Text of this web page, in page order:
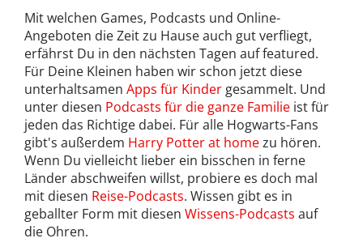
Mit welchen Games, Podcasts und Online-
Angeboten die Zeit zu Hause auch gut verfliegt,
erfährst Du in den nächsten Tagen auf featured.
Für Deine Kleinen haben wir schon jetzt diese
unterhaltsamen Apps für Kinder gesammelt. Und
unter diesen Podcasts für die ganze Familie ist für
jeden das Richtige dabei. Für alle Hogwarts-Fans
gibt's außerdem Harry Potter at homezu hören.
Wenn Du vielleicht lieber ein bisschen in ferne
Länder abschweifen willst, probiere es doch mal
mit diesen Reise-Podcasts. Wissen gibt es in
geballter Form mit diesen Wissens-Podcasts auf
die Ohren.